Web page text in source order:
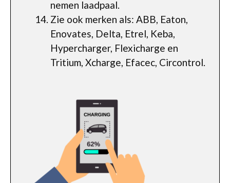
nemen laadpaal.
Zie ook merken als: ABB, Eaton,
Enovates, Delta, Etrel, Keba,
Hypercharger, Flexicharge en
Tritium, Xcharge, Efacec, Circontrol.